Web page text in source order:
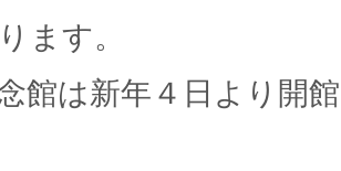
ます。
念館は新年４日より開